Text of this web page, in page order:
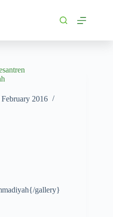
February 2016
gallery}